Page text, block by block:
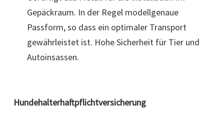
Gepäckraum. In der Regel modellgenaue
Passform, so dass ein optimaler Transport
gewährleistet ist. Hohe Sicherheit für Tier und
Autoinsassen.
Hundehalterhaftpflichtversicherung